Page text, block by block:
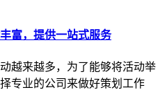
富，提供一站式服务
越来越多，为了能够将活动举
专业的公司来做好策划工作